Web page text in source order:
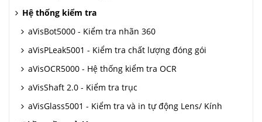
Hệ thống kiểm tra
aVisBot5000 - Kiểm tra nhãn 360
aVisPLeak5001 - Kiểm tra chất lượng đóng gói
aVisOCR5000 - Hệ thống kiểm tra OCR
aVisShaft 2.0 - Kiểm tra trục
aVisGlass5001 - Kiểm tra và in tự động Lens/ Kính